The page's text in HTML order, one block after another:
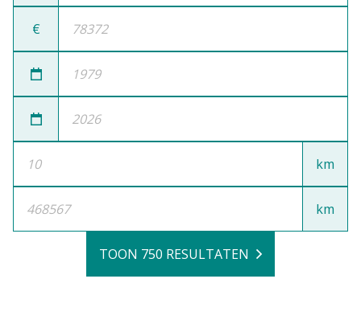
€
km
km
TOON 750 RESULTATEN